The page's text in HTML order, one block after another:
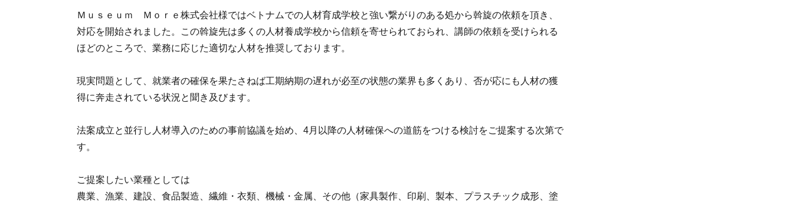
Ｍｕｓｅｕｍ Ｍｏｒｅ株式会社様ではベトナムでの人材育成学校と強い繋がりのある処から斡旋の依頼を頂き、
対応を開始されました。この斡旋先は多くの人材養成学校から信頼を寄せられておられ、講師の依頼を受けられる
ほどのところで、業務に応じた適切な人材を推奨しております。
現実問題として、就業者の確保を果たさねば工期納期の遅れが必至の状態の業界も多くあり、否が応にも人材の獲
得に奔走されている状況と聞き及びます。
法案成立と並行し人材導入のための事前協議を始め、4月以降の人材確保への道筋をつける検討をご提案する次第で
す。
ご提案したい業種としては
農業、漁業、建設、食品製造、繊維・衣類、機械・金属、その他（家具製作、印刷、製本、プラスチック成形、塗